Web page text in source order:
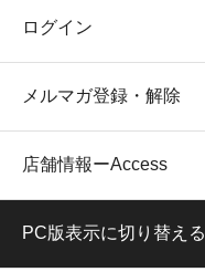
ログイン
メルマガ登録・解除
店舗情報ーAccess
PC版表示に切り替える